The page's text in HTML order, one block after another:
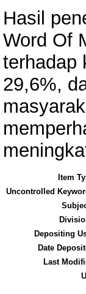
Hasil
Word Of
terhadap
29,6%,
Item
Uncontrolled
Depositing
Date
Last